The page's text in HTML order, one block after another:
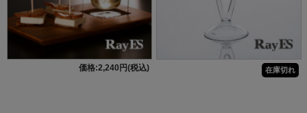
価格:2,240円(税込) 在庫切れ